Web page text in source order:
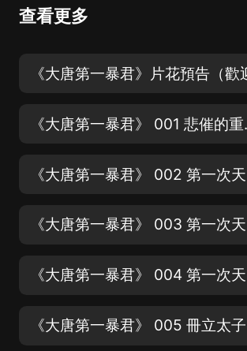
查看更多
《大唐第